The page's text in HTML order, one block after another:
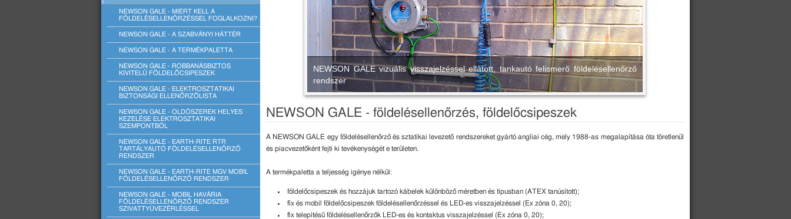
NEWSON GALE - MIÉRT KELL A
FÖLDELÉSELLENŐRZÉSSEL FOGLALKOZNI?
NEWSON GALE - A SZABVÁNYI HÁTTÉR
NEWSON GALE - A TERMÉKPALETTA
NEWSON GALE - ROBBANÁSBIZTOS
KIVITELŰ FÖLDELŐCSIPESZEK
NEWSON GALE - ELEKTROSZTATIKAI
BIZTONSÁGI ELLENŐRZŐLISTA
NEWSON GALE - OLDÓSZEREK HELYES
KEZELÉSE ELEKTROSZTATIKAI
SZEMPONTBÓL
NEWSON GALE - EARTH-RITE RTR
TARTÁLYAUTÓ FÖLDELÉSELLENŐRZŐ
RENDSZER
NEWSON GALE - EARTH-RITE MGV MOBIL
FÖLDELÉSELLENŐRZŐ RENDSZER
NEWSON GALE - MOBIL HAVÁRIA
FÖLDELÉSELLENŐRZŐ RENDSZER
SZIVATTYÚVEZÉRLÉSSEL
NEWSON GALE vizuális visszajelzéssel ellátott, tankautó felismerő földelésellenőrző
rendszer
NEWSON GALE - földelésellenőrzés, földelőcsipeszek
A NEWSON GALE egy földelésellenőrző és sztatikai levezető rendszereket gyártó angliai cég, mely 1988-as megalapítása óta töretlenül
és piacvezetőként fejti ki tevékenységét e területen.
A termékpaletta a teljesség igénye nélkül:
földelőcsipeszek és hozzájuk tartozó kábelek különböző méretben és típusban (ATEX tanúsított);
fix és mobil földelőcsipeszek földelésellenőrzéssel és LED-es visszajelzéssel (Ex zóna 0, 20);
fix telepítésű földelésellenőrzők LED-es és kontaktus visszajelzéssel (Ex zóna 0, 20);